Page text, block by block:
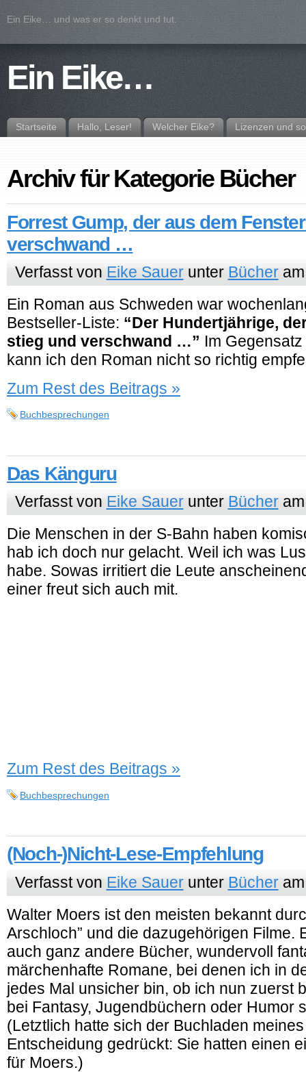
Ein Eike… und was er so denkt und tut.
Ein Eike…
Startseite Hallo, Leser! Welcher Eike? Lizenzen und so
Archiv für Kategorie Bücher
Forrest Gump, der aus dem
verschwand …
Verfasst von Eike Sauerunter Bücheram
Ein Roman aus Schweden war
Bestseller-Liste: “Der Hundertjährige,
stieg und verschwand …” Im
kann ich den Roman nicht so richtig
Zum Rest des Beitrags »
Buchbesprechungen
Das Känguru
Verfasst von Eike Sauerunter Bücheram
Die Menschen in der S-Bahn haben
hab ich doch nur gelacht. Weil ich was
habe. Sowas irritiert die Leute
einer freut sich auch mit.
Zum Rest des Beitrags »
Buchbesprechungen
(Noch-)Nicht-Lese-Empfehlung
Verfasst von Eike Sauerunter Bücheram
Walter Moers ist den meisten bekannt
Arschloch” und die dazugehörigen Filme.
auch ganz andere Bücher, wundervoll
märchenhafte Romane, bei denen ich in
jedes Mal unsicher bin, ob ich nun zuerst
bei Fantasy, Jugendbüchern oder Humor
(Letztlich hatte sich der Buchladen
Entscheidung gedrückt: Sie hatten einen
für Moers.)